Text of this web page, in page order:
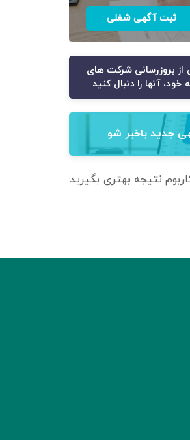
ثبت آگهی شغلی
از بروزرسانی شرکت های
خود، آنها را دنبال کنید
جدید باخبر شو
نتیجه بهتری بگیرید